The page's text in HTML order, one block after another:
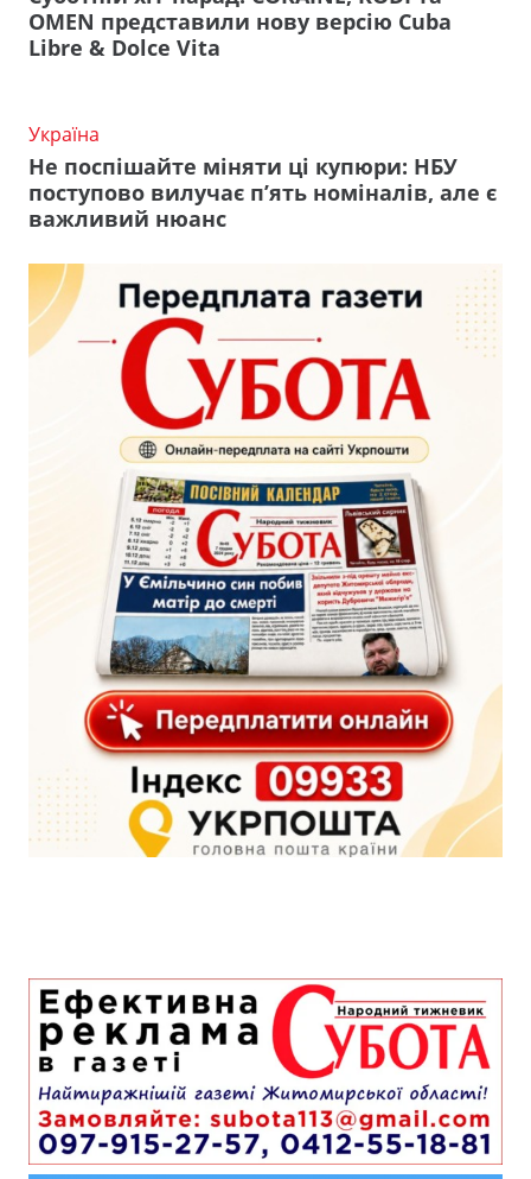
OMEN представили нову версію Cuba
Libre & Dolce Vita
Україна
Не поспішайте міняти ці купюри: НБУ
поступово вилучає п’ять номіналів, але є
важливий нюанс